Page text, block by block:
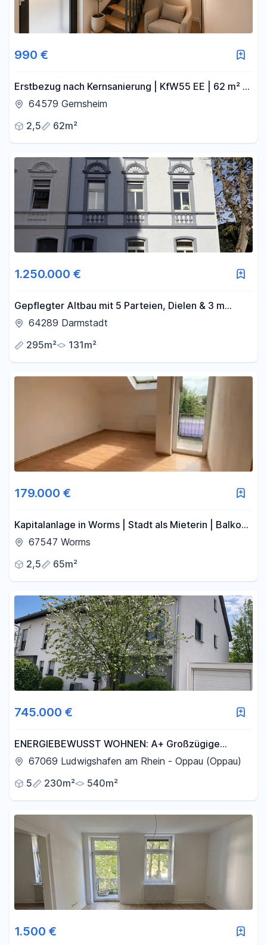
990 €
Erstbezug nach Kernsanierung | KfW55 EE | 62 m² |
OG/DG | Bahnhof 2 Min. | Bezugsfertig 10/2026
64579 Gernsheim
2,5
62m²
1.250.000 €
Gepflegter Altbau mit 5 Parteien, Dielen & 3 m
Raumhöhe in Toplage mit Entwicklungspotential
64289 Darmstadt
295m²
131m²
179.000 €
Kapitalanlage in Worms | Stadt als Mieterin | Balkon
| provisionsfrei
67547 Worms
2,5
65m²
745.000 €
ENERGIEBEWUSST WOHNEN: A+ Großzügige
Doppelhaushälfte in Ludwigshafen KEINE MAKLER-
67069 Ludwigshafen am Rhein - Oppau (Oppau)
5
230m² 540m²
1.500 €